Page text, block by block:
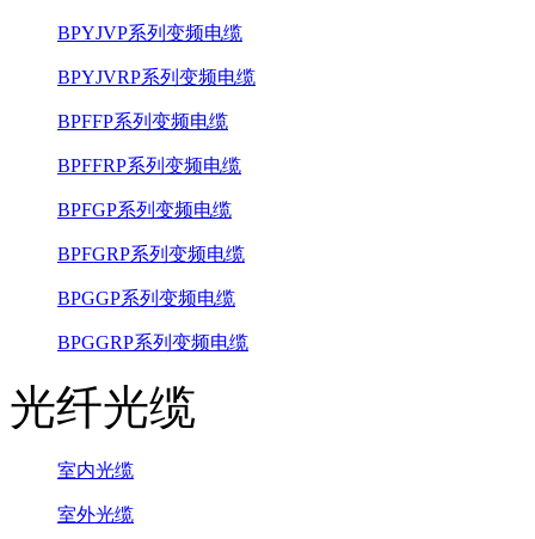
BPYJVP系列变频电缆
BPYJVRP系列变频电缆
BPFFP系列变频电缆
BPFFRP系列变频电缆
BPFGP系列变频电缆
BPFGRP系列变频电缆
BPGGP系列变频电缆
BPGGRP系列变频电缆
光纤光缆
室内光缆
室外光缆